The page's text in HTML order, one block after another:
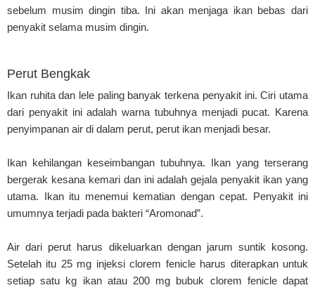
sebelum musim dingin tiba. Ini akan menjaga ikan bebas dari
penyakit selama musim dingin.
Perut Bengkak
Ikan ruhita dan lele paling banyak terkena penyakit ini. Ciri utama
dari penyakit ini adalah warna tubuhnya menjadi pucat. Karena
penyimpanan air di dalam perut, perut ikan menjadi besar.
Ikan kehilangan keseimbangan tubuhnya. Ikan yang terserang
bergerak kesana kemari dan ini adalah gejala penyakit ikan yang
utama. Ikan itu menemui kematian dengan cepat. Penyakit ini
umumnya terjadi pada bakteri “Aromonad”.
Air dari perut harus dikeluarkan dengan jarum suntik kosong.
Setelah itu 25 mg injeksi clorem fenicle harus diterapkan untuk
setiap satu kg ikan atau 200 mg bubuk clorem fenicle dapat